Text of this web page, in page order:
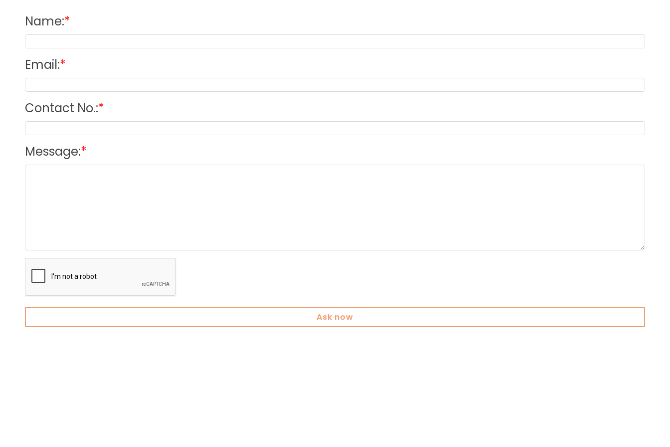
Name:*
Email:*
Contact No.:*
Message:*
Ask now